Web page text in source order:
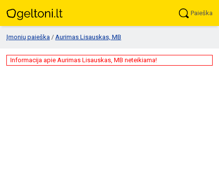
Paieška
Įmonių paieška / Aurimas Lisauskas, MB
Informacija apie Aurimas Lisauskas, MB neteikiama!